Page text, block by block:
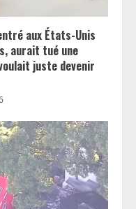
aux États-Unis
aurait tué une
juste devenir